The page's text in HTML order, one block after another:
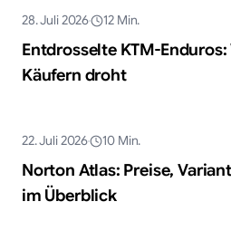
Ratgeber
28. Juli 2026 12Min.
Entdrosselte KTM-
Käufern droht
Ratgeber
22. Juli 2026 10Min.
Norton Atlas: Preise,
im Überblick